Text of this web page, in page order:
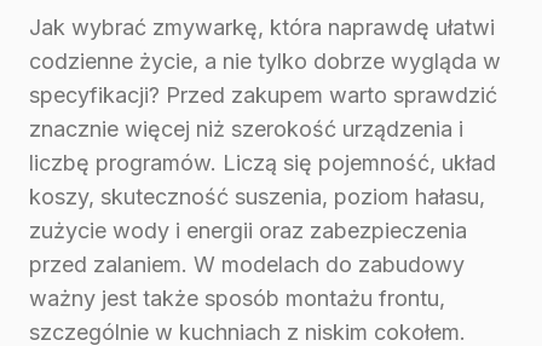
Jak wybrać zmywarkę, która naprawdę ułatwi
codzienne życie, a nie tylko dobrze wygląda w
specyfikacji? Przed zakupem warto sprawdzić
znacznie więcej niż szerokość urządzenia i
liczbę programów. Liczą się pojemność, układ
koszy, skuteczność suszenia, poziom hałasu,
zużycie wody i energii oraz zabezpieczenia
przed zalaniem. W modelach do zabudowy
ważny jest także sposób montażu frontu,
szczególnie w kuchniach z niskim cokołem.